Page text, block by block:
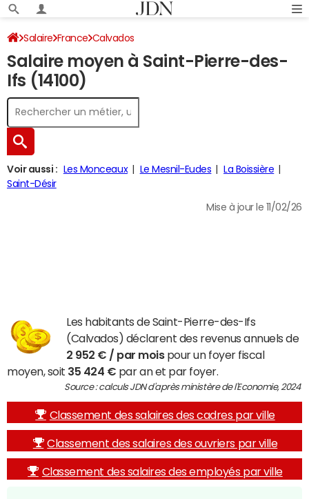
Salaire France Calvados
Salaire moyen à Saint-Pierre-des-
Ifs (14100)
Voir aussi : Les Monceaux Le Mesnil-Eudes
La Boissière
Saint-Désir
Mise à jour le 11/02/26
Les habitants de Saint-Pierre-des-Ifs
(Calvados) déclarent des revenus annuels de
2 952 € / par moispour un foyer fiscal
moyen, soit 35 424 € par an et par foyer.
Source : calculs JDN d'après ministère de l'Economie, 2024
Classement des salaires des cadres par ville
Classement des salaires des ouvriers par ville
Classement des salaires des employés par ville